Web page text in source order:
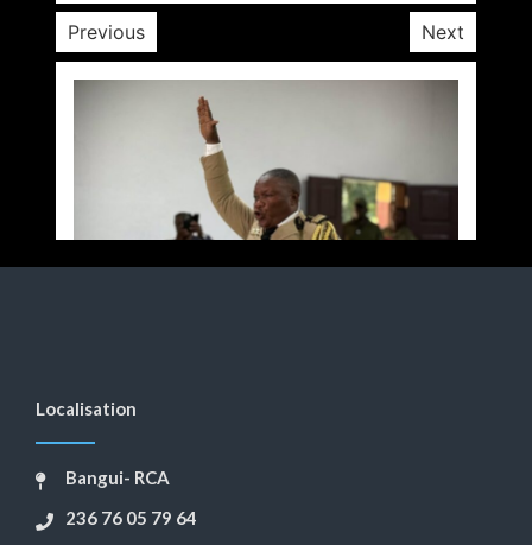
Previous Next
Localisation
Bangui- RCA
236 76 05 79 64